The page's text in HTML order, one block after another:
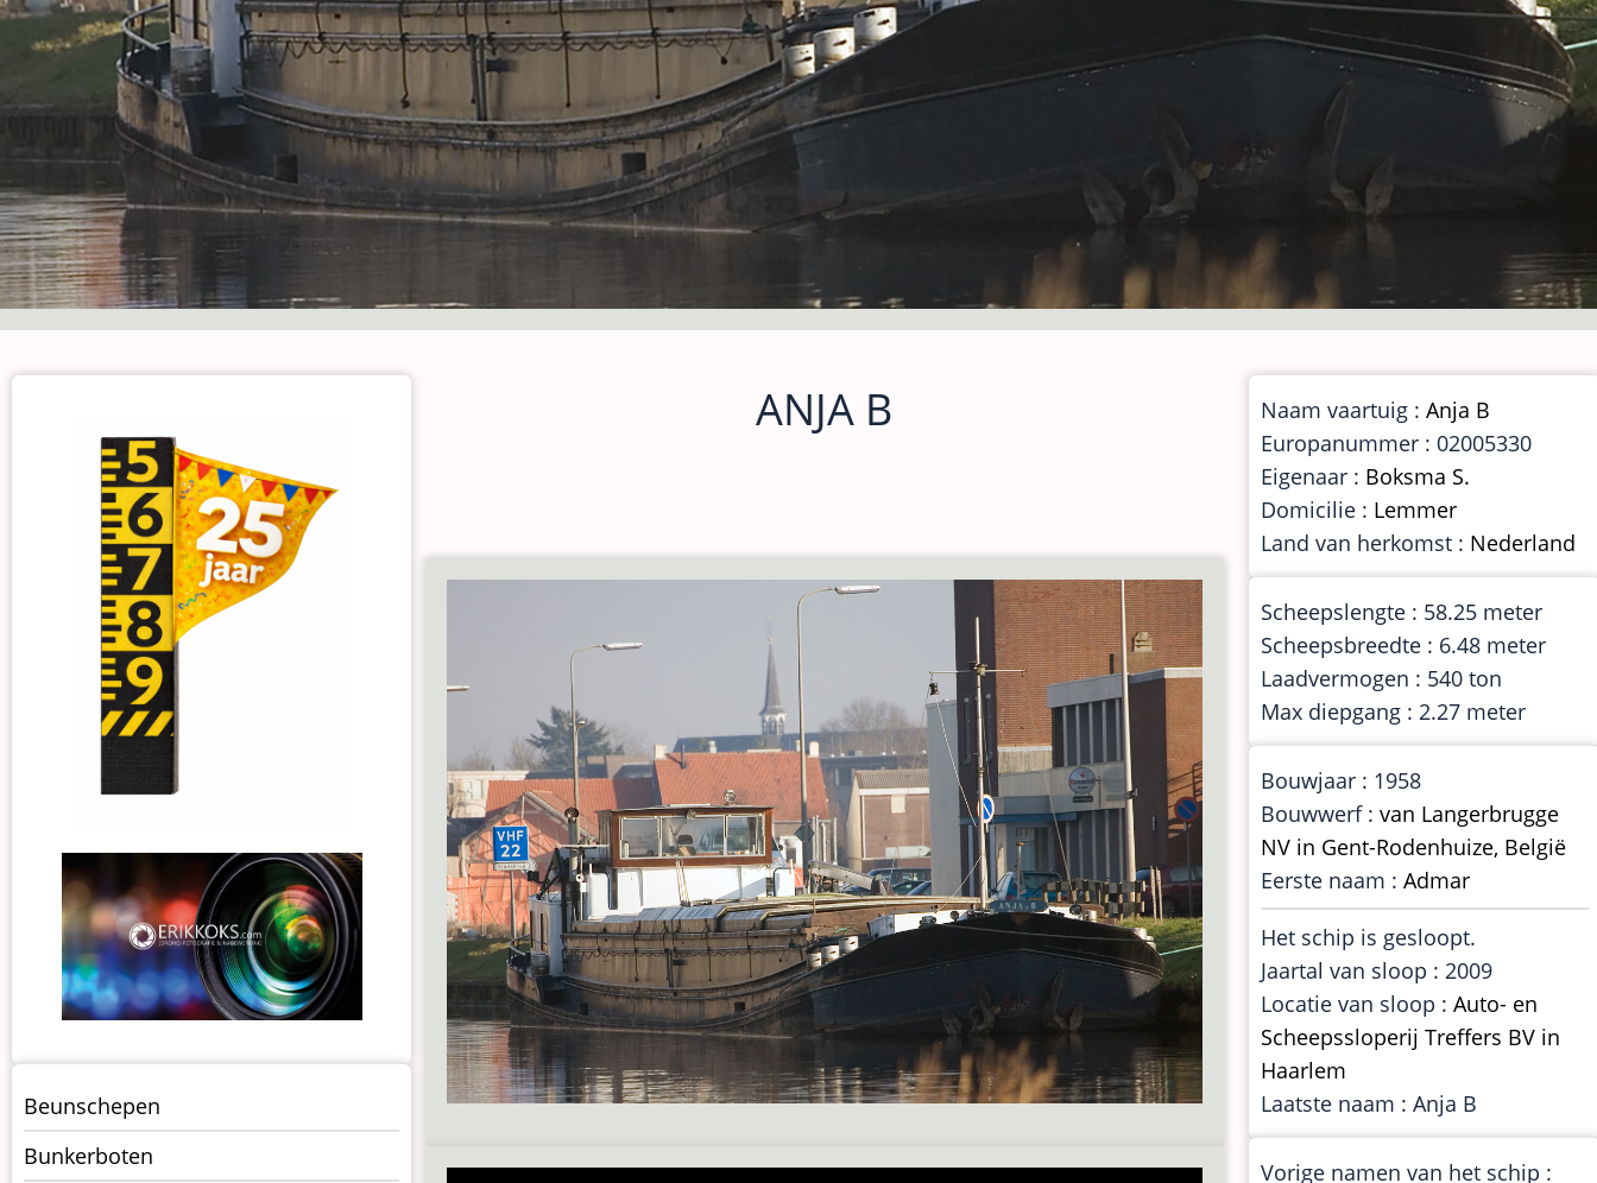
ANJA B
Menu
Schepen
Beunschepen
Bunkerboten
Naam vaartuig :Anja B
Europanummer : 02005330
Eigenaar : Boksma S.
Domicilie : Lemmer
Land van herkomst : Nederland
Scheepslengte : 58.25 meter
Scheepsbreedte : 6.48 meter
Laadvermogen : 540 ton
Max diepgang : 2.27 meter
Bouwjaar : 1958
Bouwwerf :van Langerbrugge
NV in Gent-Rodenhuize, België
Eerste naam :Admar
Het schip is gesloopt.
Jaartal van sloop : 2009
Locatie van sloop :Auto- en
Scheepssloperij Treffers BV in
Haarlem
Laatste naam : Anja B
Vorige namen van het schip :